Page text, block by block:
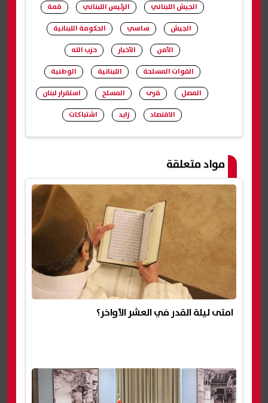
الجيش اللبناني
الرئيس اللبناني
قمة
الجيش
ساسي
الحكومة اللبنانية
الأمن
الأخبار
حزب الله
القوات المسلحة
اللبنانية
الوطنية
المصل
قرى المسلح
استقرار لبنان
الاقتصاد
زايد اشتباكات
مواد متعلقة
امتى ليلة القدر في العشر الأواخر؟